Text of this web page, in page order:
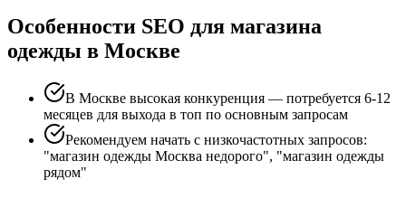
Особенности SEO для магазина
одежды в Москве
В Москве высокая конкуренция — потребуется 6-12
месяцев для выхода в топ по основным запросам
Рекомендуем начать с низкочастотных запросов:
"магазин одежды Москва недорого", "магазин одежды
рядом"